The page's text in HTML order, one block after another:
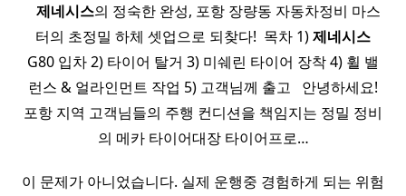
제네시스의 정숙한 완성, 포항 장량동 자동차정비 마스
터의 초정밀 하체 셋업으로 되찾다! ​ 목차 1)제네시스
G80 입차 2) 타이어 탈거 3) 미쉐린 타이어 장착 4) 휠 밸
런스 & 얼라인먼트 작업 5) 고객님께 출고 ​ ​ 안녕하세요!
포항 지역 고객님들의 주행 컨디션을 책임지는 정밀 정비
의 메카 타이어대장 타이어프로…
이 문제가 아니었습니다. 실제 운행중 경험하게 되는 위험